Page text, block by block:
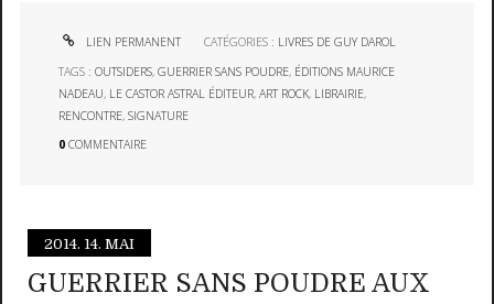
LIEN PERMANENT CATÉGORIES : LIVRES DE GUY DAROL
TAGS :OUTSIDERS,GUERRIER SANS POUDRE, ÉDITIONS MAURICE
NADEAU, LE CASTOR ASTRAL ÉDITEUR,ART ROCK, LIBRAIRIE,
RENCONTRE,SIGNATURE
0 COMMENTAIRE
2014. 14. MAI
GUERRIER SANS POUDRE AUX